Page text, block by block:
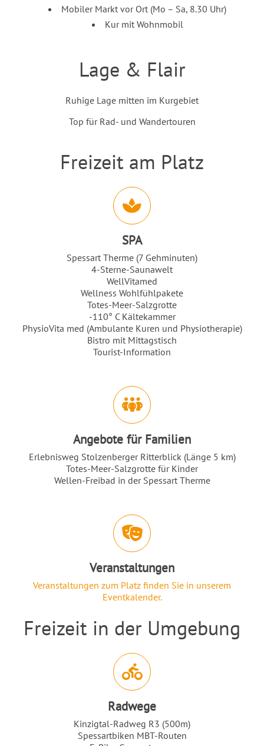
Mobiler Markt vor Ort (Mo – Sa, 8.30 Uhr)
Kur mit Wohnmobil
Einleitung
Lage & Flair
Ruhige Lage mitten im Kurgebiet
Top für Rad- und Wandertouren
Einleitung
Freizeit am Platz
Abschnitt für Icons und Features
SPA
Spessart Therme (7 Gehminuten)
4-Sterne-Saunawelt
WellVitamed
Wellness Wohlfühlpakete
Totes-Meer-Salzgrotte
-110° C Kältekammer
PhysioVita med (Ambulante Kuren und Physiotherapie)
Bistro mit Mittagstisch
Tourist-Information
Angebote für Familien
Erlebnisweg Stolzenberger Ritterblick (Länge 5 km)
Totes-Meer-Salzgrotte für Kinder
Wellen-Freibad in der Spessart Therme
Veranstaltungen
Veranstaltungen zum Platz finden Sie in unserem
Eventkalender.
Einleitung
Freizeit in der Umgebung
Abschnitt für Icons und Features
Radwege
Kinzigtal-Radweg R3 (500m)
Spessartbiken MBT-Routen